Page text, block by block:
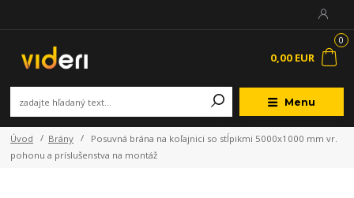
Menu
0
0,00 EUR
Úvod Brány
Posuvná brána na koľajnici so stĺpikmi 5000x1000 mm vr.
pohonu a príslušenstva na montáž